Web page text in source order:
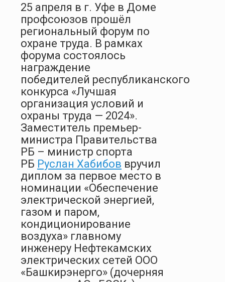
25 апреля в г. Уфе в Доме
профсоюзов прошёл
региональный форум по
охране труда. В рамках
форума состоялось
награждение
победителей республиканского
конкурса «Лучшая
организация условий и
охраны труда — 2024».
Заместитель премьер-
министра Правительства
РБ – министр спорта
РБ Руслан Хабибов вручил
диплом за первое место в
номинации «Обеспечение
электрической энергией,
газом и паром,
кондиционирование
воздуха» главному
инженеру Нефтекамских
электрических сетей ООО
«Башкирэнерго» (дочерняя